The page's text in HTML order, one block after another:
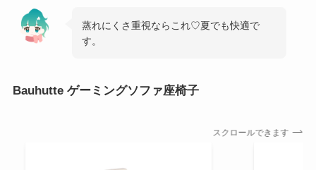
蒸れにくさ重視ならこれ♡夏でも快適で
す。
Bauhutte ゲーミングソファ座椅子
スクロールできます